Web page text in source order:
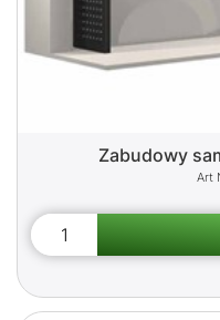
Zabudowy